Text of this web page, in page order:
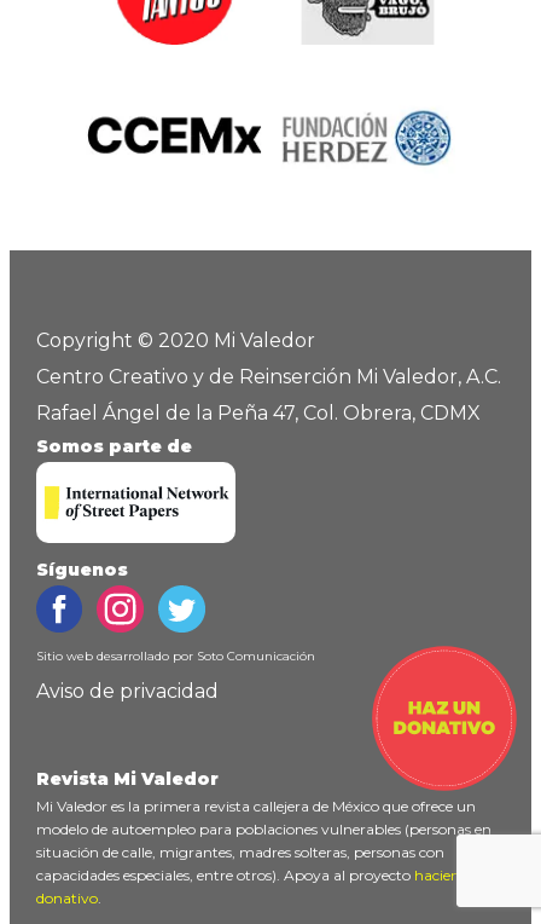
Copyright © 2020 Mi Valedor
Centro Creativo y de Reinserción Mi Valedor, A.C.
Rafael Ángel de la Peña 47, Col. Obrera, CDMX
Somos parte de
Síguenos
Sitio web desarrollado por Soto Comunicación
Aviso de privacidad
Revista Mi Valedor
Mi Valedor es la primera revista callejera de México que ofrece un
modelo de autoempleo para poblaciones vulnerables (personas en
situación de calle, migrantes, madres solteras, personas con
capacidades especiales, entre otros). Apoya al proyecto haciendo un
donativo.